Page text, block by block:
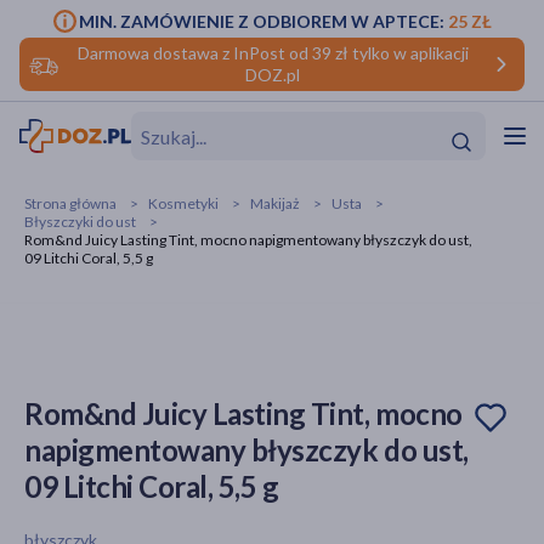
Darmowa dostawa z InPost od 39 zł tylko w aplikacji
DOZ.pl
MIN. ZAMÓWIENIE Z ODBIOREM W APTECE: 25 ZŁ
Strona główna Kosmetyki Makijaż
Usta
Błyszczyki do ust
Rom&nd Juicy Lasting Tint, mocno napigmentowany błyszczyk do ust,
09 Litchi Coral, 5,5 g
Rom&nd Juicy Lasting Tint, mocno
napigmentowany błyszczyk do ust,
09 Litchi Coral, 5,5 g
błyszczyk